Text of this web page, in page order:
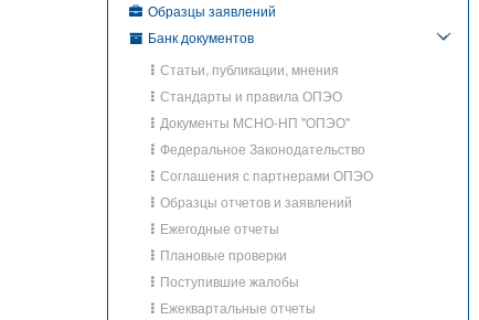
Образцы заявлений
Банк документов
Статьи, публикации, мнения
Стандарты и правила ОПЭО
Документы МСНО-НП "ОПЭО"
Федеральное Законодательство
Соглашения с партнерами ОПЭО
Образцы отчетов и заявлений
Ежегодные отчеты
Плановые проверки
Поступившие жалобы
Ежеквартальные отчеты